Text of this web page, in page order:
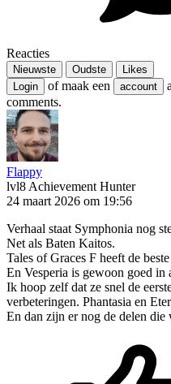
Reacties
Nieuwste Oudste
Likes
Login
of maak een account
comments.
Flappy
lvl8 Achievement Hunter
24 maart 2026 om 19:56
Verhaal staat Symphonia nog
Net als Baten Kaitos.
Tales of Graces F heeft de
En Vesperia is gewoon goed in
Ik hoop zelf dat ze snel de
verbeteringen. Phantasia en
En dan zijn er nog de delen